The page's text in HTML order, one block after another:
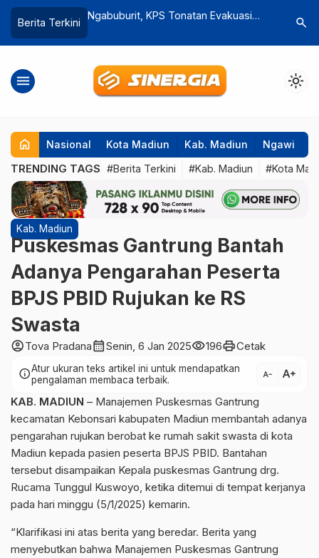
Berita Terkini
Ngabuburit, KPS Tonatan Evakuasi
Disdag dan
Madiun Di
search
menu light_mode
home Nasional Kota Madiun Kab. Madiun Ngawi
TRENDING TAGS #Berita Terkini #Kab. Madiun #Kota
Kab. Madiun
Puskesmas Gantrung Bantah
Adanya Pengarahan Peserta
BPJS PBID Rujukan ke RS
Swasta
account_circleTova Pradanacalendar_monthSenin, 6 Jan 2025visibility196printCetak
infoAtur ukuran teks artikel ini untuk mendapatkan
pengalaman membaca terbaik.
text_decrease text_increase
KAB. MADIUN – Manajemen Puskesmas Gantrung
kecamatan Kebonsari kabupaten Madiun membantah adanya
pengarahan rujukan berobat ke rumah sakit swasta di kota
Madiun kepada pasien peserta BPJS PBID. Bantahan
tersebut disampaikan Kepala puskesmas Gantrung drg.
Rucama Tunggul Kuswoyo, ketika ditemui di tempat kerjanya
pada hari minggu (5/1/2025) kemarin.
“Klarifikasi ini atas berita yang beredar. Berita yang
menyebutkan bahwa Manajemen Puskesmas Gantrung